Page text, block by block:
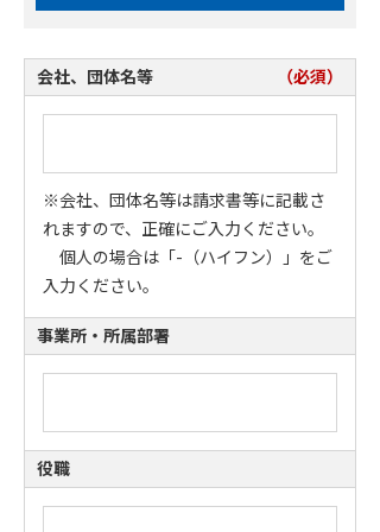
会社、団体名等 （必須）
※会社、団体名等は請求書等に記載さ
れますので、正確にご入力ください。
個人の場合は「-（ハイフン）」をご
入力ください。
事業所・所属部署
役職